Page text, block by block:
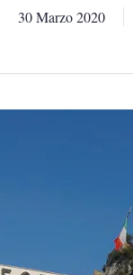
30 Marzo 2020